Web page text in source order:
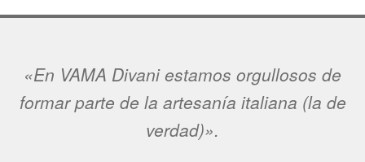
«En VAMA Divani estamos orgullosos de
formar parte de la artesanía italiana (la de
verdad)».